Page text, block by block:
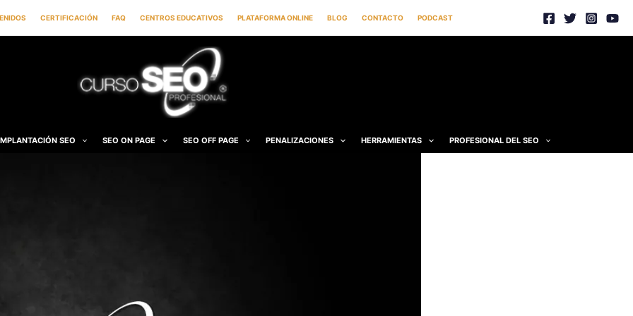
CERTIFICACIÓN FAQ CENTROS EDUCATIVOS PLATAFORMA ONLINE BLOG CONTACTO PODCAST
SEO SEO ON PAGE SEO OFF PAGE PENALIZACIONES HERRAMIENTAS PROFESIONAL DEL SEO